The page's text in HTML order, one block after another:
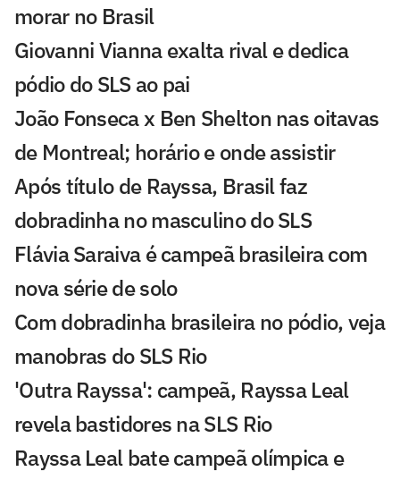
morar no Brasil
Giovanni Vianna exalta rival e dedica
pódio do SLS ao pai
João Fonseca x Ben Shelton nas oitavas
de Montreal; horário e onde assistir
Após título de Rayssa, Brasil faz
dobradinha no masculino do SLS
Flávia Saraiva é campeã brasileira com
nova série de solo
Com dobradinha brasileira no pódio, veja
manobras do SLS Rio
'Outra Rayssa': campeã, Rayssa Leal
revela bastidores na SLS Rio
Rayssa Leal bate campeã olímpica e